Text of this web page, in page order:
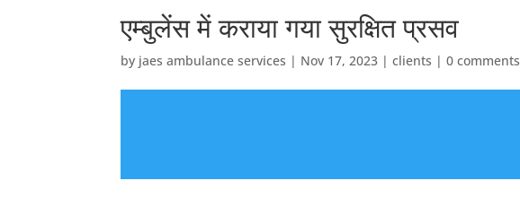
एम्बुलेंस में कराया गया सुरक्षित प्रसव
by jaes ambulance services | Nov 17, 2023 |clients |0 comments